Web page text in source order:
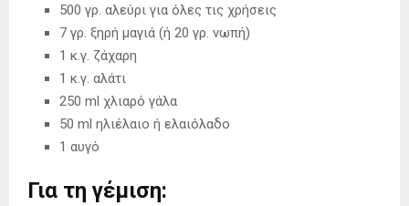
500 γρ. αλεύρι για όλες τις χρήσεις
7 γρ. ξηρή μαγιά (ή 20 γρ. νωπή)
1 κ.γ. ζάχαρη
1 κ.γ. αλάτι
250 ml χλιαρό γάλα
50 ml ηλιέλαιο ή ελαιόλαδο
1 αυγό
Για τη γέμιση: